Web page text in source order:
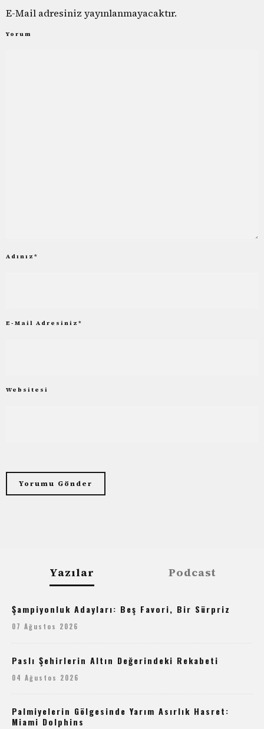
E-Mail adresiniz yayınlanmayacaktır.
Yorum
Adınız *
E-Mail Adresiniz *
Websitesi
Yazılar Podcast
Şampiyonluk Adayları: Beş Favori, Bir Sürpriz
07 Ağustos 2026
Paslı Şehirlerin Altın Değerindeki Rekabeti
04 Ağustos 2026
Palmiyelerin Gölgesinde Yarım Asırlık Hasret:
Miami Dolphins